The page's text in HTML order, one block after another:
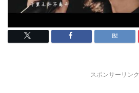
スポンサーリンク